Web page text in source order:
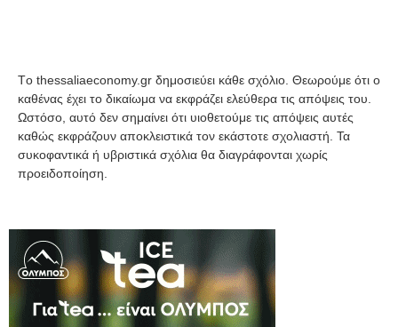
Tο thessaliaeconomy.gr δημοσιεύει κάθε σχόλιο. Θεωρούμε ότι ο
καθένας έχει το δικαίωμα να εκφράζει ελεύθερα τις απόψεις του.
Ωστόσο, αυτό δεν σημαίνει ότι υιοθετούμε τις απόψεις αυτές
καθώς εκφράζουν αποκλειστικά τον εκάστοτε σχολιαστή. Τα
συκοφαντικά ή υβριστικά σχόλια θα διαγράφονται χωρίς
προειδοποίηση.